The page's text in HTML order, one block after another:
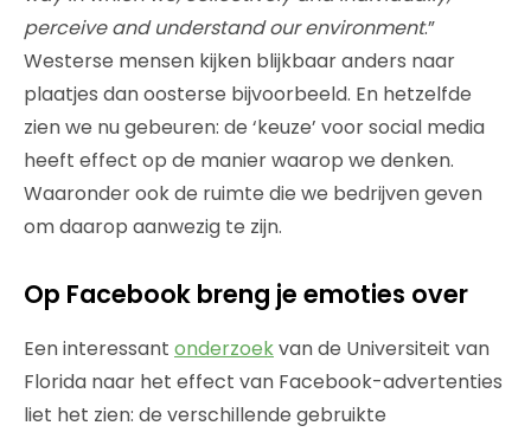
perceive and understand our environment.”
Westerse mensen kijken blijkbaar anders naar
plaatjes dan oosterse bijvoorbeeld. En hetzelfde
zien we nu gebeuren: de ‘keuze’ voor social media
heeft effect op de manier waarop we denken.
Waaronder ook de ruimte die we bedrijven geven
om daarop aanwezig te zijn.
Op Facebook breng je emoties over
Een interessant onderzoekvan de Universiteit van
Florida naar het effect van Facebook-advertenties
liet het zien: de verschillende gebruikte